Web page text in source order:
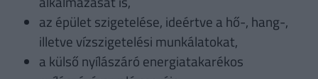
az épület szigetelése, ideértve a hő-, hang-,
illetve vízszigetelési munkálatokat,
a külső nyílászáró energiatakarékos